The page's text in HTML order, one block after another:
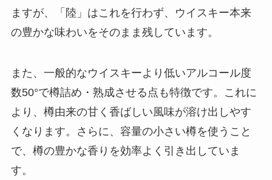
ますが、「陸」はこれを行わず、ウイスキー本来
の豊かな味わいをそのまま残しています。
また、一般的なウイスキーより低いアルコール度
数50°で樽詰め・熟成させる点も特徴です。これに
より、樽由来の甘く香ばしい風味が溶け出しやす
くなります。さらに、容量の小さい樽を使うこと
で、樽の豊かな香りを効率よく引き出していま
す。